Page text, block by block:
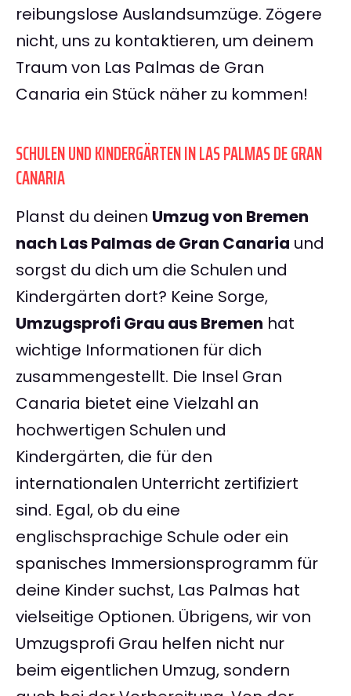
reibungslose Auslandsumzüge. Zögere
nicht, uns zu kontaktieren, um deinem
Traum von Las Palmas de Gran
Canaria ein Stück näher zu kommen!
SCHULEN UND KINDERGÄRTEN IN LAS PALMAS DE GRAN
CANARIA
Planst du deinen Umzug von Bremen
nach Las Palmas de Gran Canaria und
sorgst du dich um die Schulen und
Kindergärten dort? Keine Sorge,
Umzugsprofi Grau aus Bremen hat
wichtige Informationen für dich
zusammengestellt. Die Insel Gran
Canaria bietet eine Vielzahl an
hochwertigen Schulen und
Kindergärten, die für den
internationalen Unterricht zertifiziert
sind. Egal, ob du eine
englischsprachige Schule oder ein
spanisches Immersionsprogramm für
deine Kinder suchst, Las Palmas hat
vielseitige Optionen. Übrigens, wir von
Umzugsprofi Grau helfen nicht nur
beim eigentlichen Umzug, sondern